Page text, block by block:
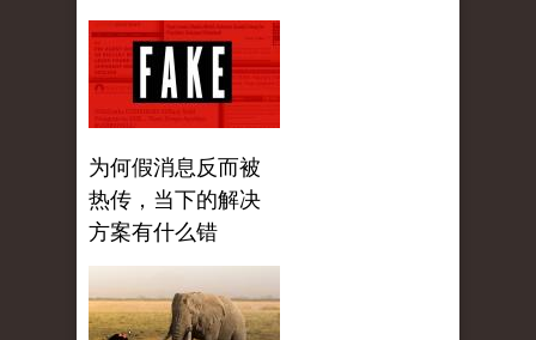
为何假消息反而被
热传，当下的解决
方案有什么错